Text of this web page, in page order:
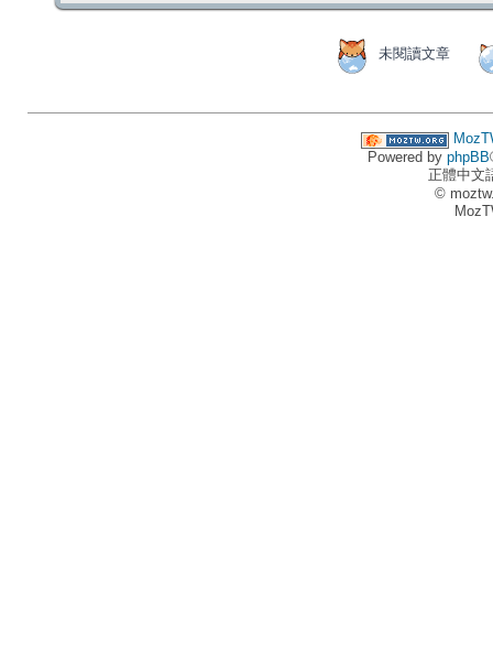
未閱讀文章
Powered by phpBB
正體中文
©